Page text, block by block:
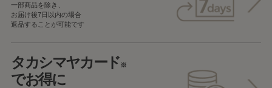
一部商品を除き、
お届け後7日以内の場合
返品することが可能です
タカシマヤカード※
でお得に